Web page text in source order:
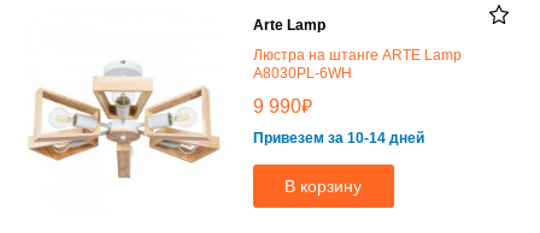
Arte Lamp
Люстра на штанге ARTE Lamp
A8030PL-6WH
9 990₽
Привезем за 10-14 дней
В корзину